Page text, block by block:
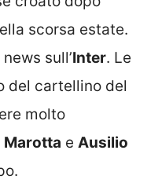
scorsa estate.
sull’Inter. Le
del cartellino del
molto
Marotta e Ausilio